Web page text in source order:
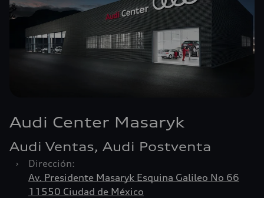
Audi Center Masaryk
Audi Ventas, Audi Postventa
›
Dirección:
Av. Presidente Masaryk Esquina Galileo No 66
11550 Ciudad de México